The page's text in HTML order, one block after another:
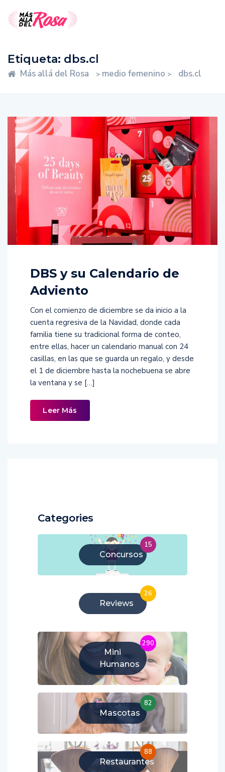
Etiqueta: dbs.cl
Más allá del Rosa > medio femenino > dbs.cl
DBS y su Calendario de
Adviento
Con el comienzo de diciembre se da inicio a la
cuenta regresiva de la Navidad, donde cada
familia tiene su tradicional forma de conteo,
entre ellas, hacer un calendario manual con 24
casillas, en las que se guarda un regalo, y desde
el 1 de diciembre hasta la nochebuena se abre
la ventana y se […]
Leer Más
Categories
Concursos
15
Reviews
26
Mini
Humanos
290
Mascotas
82
Restaurantes
88